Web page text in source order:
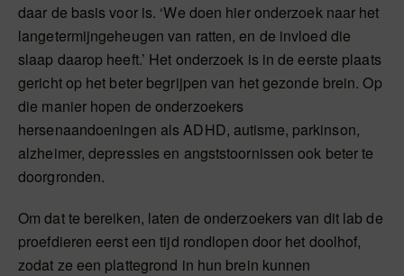
daar de basis voor is. ‘We doen hier onderzoek naar het
langetermijngeheugen van ratten, en de invloed die
slaap daarop heeft.’ Het onderzoek is in de eerste plaats
gericht op het beter begrijpen van het gezonde brein. Op
die manier hopen de onderzoekers
hersenaandoeningen als ADHD, autisme, parkinson,
alzheimer, depressies en angststoornissen ook beter te
doorgronden.
Om dat te bereiken, laten de onderzoekers van dit lab de
proefdieren eerst een tijd rondlopen door het doolhof,
zodat ze een plattegrond in hun brein kunnen